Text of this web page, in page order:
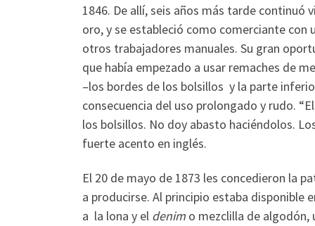
1846. De allí, seis años más tarde continuó
oro, y se estableció como comerciante
otros trabajadores manuales. Su gran
que había empezado a usar remaches de
–los bordes de los bolsillos y la parte
consecuencia del uso prolongado y rudo.
los bolsillos. No doy abasto haciéndolos.
fuerte acento en inglés.
El 20 de mayo de 1873 les concedieron la
a producirse. Al principio estaba
a la lona y el denim o mezclilla de